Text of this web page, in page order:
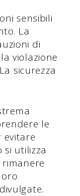
sensibili
La
di
violazione
sicurezza
le
utilizza
rimanere